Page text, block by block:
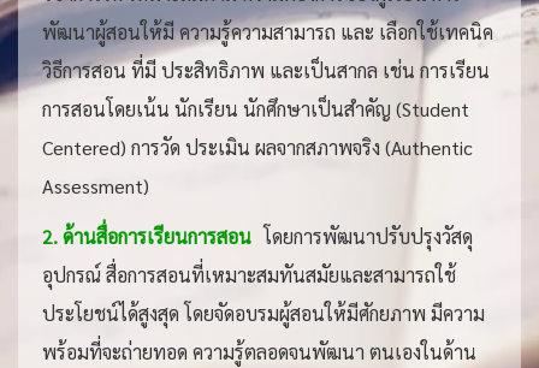
พัฒนาผู้สอนให้มี ความรู้ความสามารถ และ เลือกใช้เทคนิค
วิธีการสอน ที่มี ประสิทธิภาพ และเป็นสากล เช่น การเรียน
การสอนโดยเน้น นักเรียน นักศึกษาเป็นสำคัญ (Student
Centered) การวัด ประเมิน ผลจากสภาพจริง (Authentic
Assessment)
2. ด้านสื่อการเรียนการสอน โดยการพัฒนาปรับปรุงวัสดุ
อุปกรณ์ สื่อการสอนที่เหมาะสมทันสมัยและสามารถใช้
ประโยชน์ได้สูงสุด โดยจัดอบรมผู้สอนให้มีศักยภาพ มีความ
พร้อมที่จะถ่ายทอด ความรู้ตลอดจนพัฒนา ตนเองในด้าน